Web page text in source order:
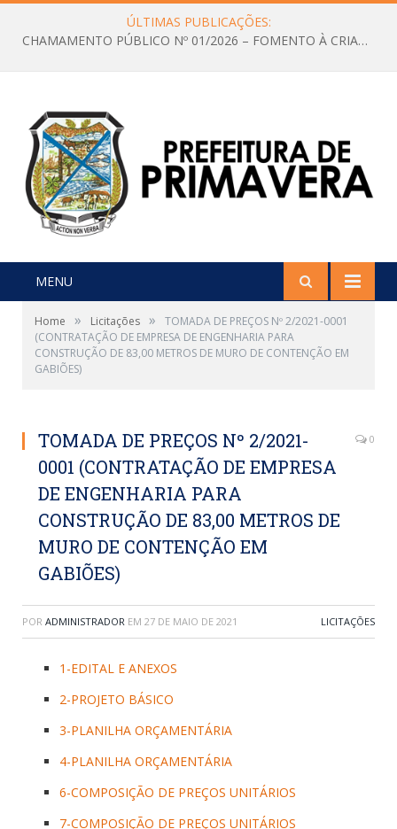
ÚLTIMAS PUBLICAÇÕES:
CHAMAMENTO PÚBLICO Nº 01/2026 – FOMENTO À CRIAÇÃO E A CIRCULAÇÃO DE PRODUÇÕES CULTURAIS – Aldir Blanc
MENU
Home » Licitações »
TOMADA DE PREÇOS Nº 2/2021-0001
(CONTRATAÇÃO DE EMPRESA DE ENGENHARIA PARA
CONSTRUÇÃO DE 83,00 METROS DE MURO DE CONTENÇÃO EM
GABIÕES)
TOMADA DE PREÇOS Nº 2/2021-
0001 (CONTRATAÇÃO DE EMPRESA
DE ENGENHARIA PARA
CONSTRUÇÃO DE 83,00 METROS DE
MURO DE CONTENÇÃO EM
GABIÕES)
0
POR ADMINISTRADOR EM 27 DE MAIO DE 2021 LICITAÇÕES
1-EDITAL E ANEXOS
2-PROJETO BÁSICO
3-PLANILHA ORÇAMENTÁRIA
4-PLANILHA ORÇAMENTÁRIA
6-COMPOSIÇÃO DE PREÇOS UNITÁRIOS
7-COMPOSIÇÃO DE PREÇOS UNITÁRIOS